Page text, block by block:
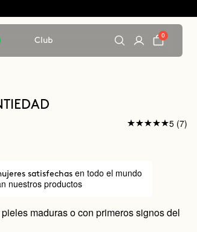
Club
0
5 (7)
satisfechas en todo el mundo
nuestros productos
maduras o con primeros signos del